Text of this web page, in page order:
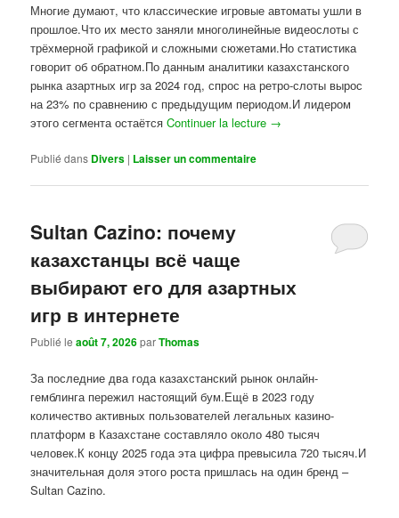
Многие думают, что классические игровые автоматы ушли в
прошлое.Что их место заняли многолинейные видеослоты с
трёхмерной графикой и сложными сюжетами.Но статистика
говорит об обратном.По данным аналитики казахстанского
рынка азартных игр за 2024 год, спрос на ретро-слоты вырос
на 23% по сравнению с предыдущим периодом.И лидером
этого сегмента остаётсяContinuer la lecture →
Publié dans Divers | Laisser un commentaire
Sultan Cazino: почему
казахстанцы всё чаще
выбирают его для азартных
игр в интернете
Publié leaoût 7, 2026parThomas
За последние два года казахстанский рынок онлайн-
гемблинга пережил настоящий бум.Ещё в 2023 году
количество активных пользователей легальных казино-
платформ в Казахстане составляло около 480 тысяч
человек.К концу 2025 года эта цифра превысила 720 тысяч.И
значительная доля этого роста пришлась на один бренд –
Sultan Cazino.